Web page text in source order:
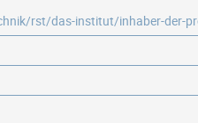
rst/das-institut/inhaber-der-